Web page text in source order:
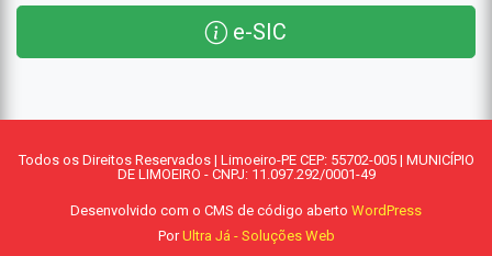
e-SIC
Todos os Direitos Reservados | Limoeiro-PE CEP: 55702-005 | MUNICÍPIO
DE LIMOEIRO - CNPJ: 11.097.292/0001-49
Desenvolvido com o CMS de código aberto WordPress
PorUltra Já - Soluções Web